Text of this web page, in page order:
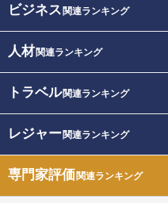
ビジネス 関連ランキング
人材関連ランキング
トラベル関連ランキング
レジャー関連ランキング
専門家評価関連ランキング